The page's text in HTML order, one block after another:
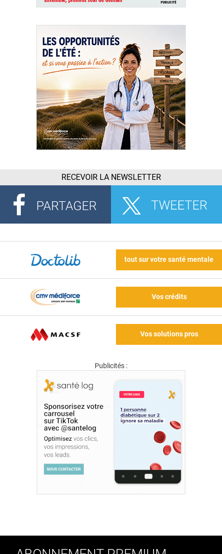
RECEVOIR LA NEWSLETTER
tout sur votre santé mentale
Vos crédits
Vos solutions pros
Publicités :